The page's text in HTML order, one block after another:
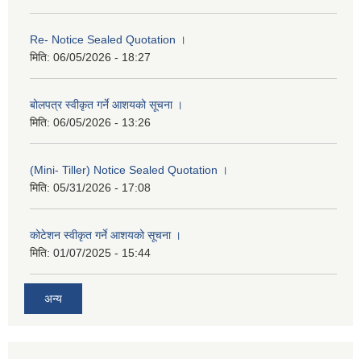
Re- Notice Sealed Quotation ।
मिति: 06/05/2026 - 18:27
बोलपत्र स्वीकृत गर्ने आशयको सूचना ।
मिति: 06/05/2026 - 13:26
(Mini- Tiller) Notice Sealed Quotation ।
मिति: 05/31/2026 - 17:08
कोटेशन स्वीकृत गर्ने आशयको सूचना ।
मिति: 01/07/2025 - 15:44
अन्य